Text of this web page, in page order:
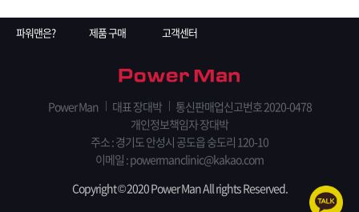
파워맨은? 제품 구매 고객센터
Power Man 대표 장대박
통신판매업신고번호 2020-0478
개인정보책임자 장대박
주소 : 경기도 안성시 공도읍 숭도리 120-10
이메일 : powermanclinic@kakao.com
Copyright © 2020 Power Man All rights Reserved.